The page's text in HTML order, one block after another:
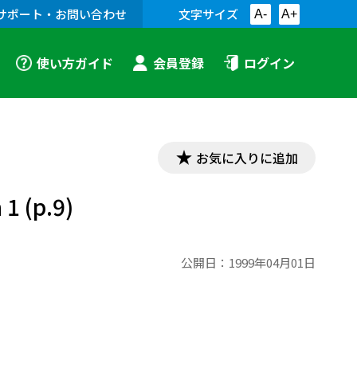
ポート・お問い合わせ 文字サイズ A- A+
使い方ガイド 会員登録 ログイン
お気に入りに追加
(p.9)
公開日： 1999年04月01日